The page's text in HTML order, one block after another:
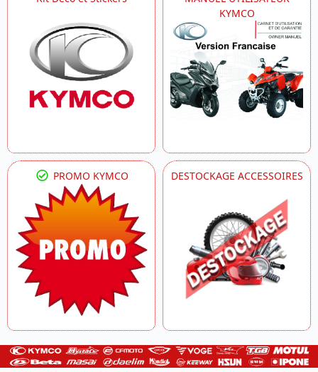
KYMCO
PROMO KYMCO DESTOCKAGE ACCESSOIRES